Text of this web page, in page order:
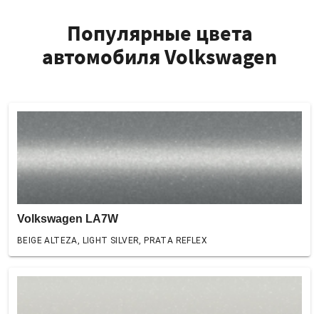
Популярные цвета
автомобиля Volkswagen
Volkswagen LA7W
BEIGE ALTEZA, LIGHT SILVER, PRATA REFLEX